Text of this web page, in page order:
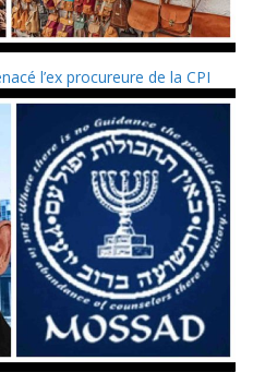
l’ex procureure de la CPI